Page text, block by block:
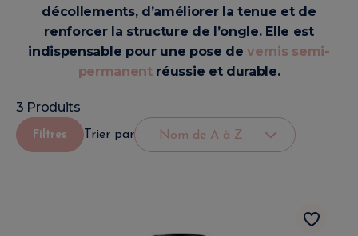
décollements, d’améliorer la tenue et de
renforcer la structure de l’ongle. Elle est
indispensable pour une pose devernis semi-
permanentréussie et durable.
3 Produits
Filtres Trier par